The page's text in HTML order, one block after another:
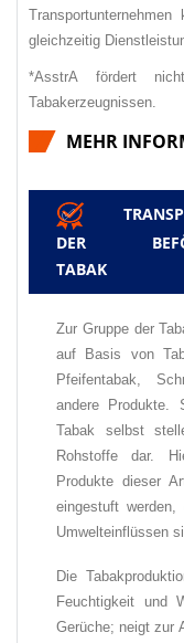
gleichzeitig
*AsstrA fördert
Tabakerzeugnissen.
MEHR
✅
DER
TABAK
Zur Gruppe der
auf Basis von
Pfeifentabak,
andere Produkte.
Tabak selbst
Rohstoffe dar.
Produkte dieser
eingestuft
Umwelteinflüssen
Die
Feuchtigkeit und
Gerüche; neigt zur